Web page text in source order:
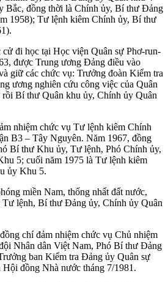
Bắc, đồng thời là Chính ủy, Bí thư Ðảng
1958); Tư lệnh kiêm Chính ủy, Bí thư
đi học tại Học viện Quân sự Phơ-run-
được Trung ương Ðảng điều vào
giữ các chức vụ: Trưởng đoàn Kiểm tra
ương nghiên cứu công việc của Quân
Bí thư Quân khu ủy, Chính ủy Quân
nhiệm chức vụ Tư lệnh kiêm Chính
B3 – Tây Nguyên. Năm 1967, đồng
Bí thư Khu ủy, Tư lệnh, Phó Chính ủy,
5; cuối năm 1975 là Tư lệnh kiêm
ủy Khu 5.
miền Nam, thống nhất đất nước,
lệnh, Bí thư Đảng ủy, Chính ủy Quân
chí đảm nhiệm chức vụ Chủ nhiệm
Nhân dân Việt Nam, Phó Bí thư Ðảng
ban Kiểm tra Ðảng ủy Quân sự
đồng Nhà nước tháng 7/1981.